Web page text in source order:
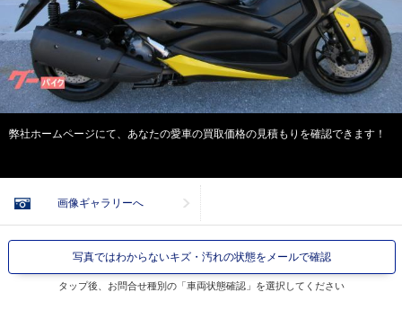
弊社ホームページにて、あなたの愛車の買取価格の見積もりを確認できます！
画像ギャラリーへ
写真ではわからないキズ・汚れの状態をメールで確認
タップ後、お問合せ種別の「車両状態確認」を選択してください